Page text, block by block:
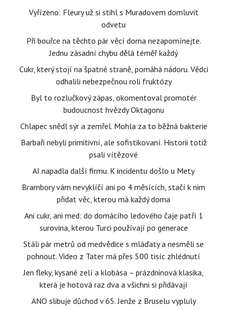
Vyřízeno: Fleury už si stihl s Muradovem domluvit
odvetu
Při bouřce na těchto pár věcí doma nezapomínejte.
Jednu zásadní chybu dělá téměř každý
Cukr, který stojí na špatné straně, pomáhá nádoru. Vědci
odhalili nebezpečnou roli fruktózy
Byl to rozlučkový zápas, okomentoval promotér
budoucnost hvězdy Oktagonu
Chlapec snědl sýr a zemřel. Mohla za to běžná bakterie
Barbaři nebyli primitivní, ale sofistikovaní. Historii totiž
psali vítězové
AI napadla další firmu. K incidentu došlo u Mety
Brambory vám nevyklíčí ani po 4 měsících, stačí k nim
přidat věc, kterou má každý doma
Ani cukr, ani med: do domácího ledového čaje patří 1
surovina, kterou Turci používají po generace
Stáli pár metrů od medvědice s mláďaty a nesměli se
pohnout. Video z Tater má přes 500 tisíc zhlédnutí
Jen fleky, kysané zelí a klobása – prázdninová klasika,
která je hotová raz dva a všichni si přidávají
ANO slibuje důchod v 65. Jenže z Bruselu vypluly